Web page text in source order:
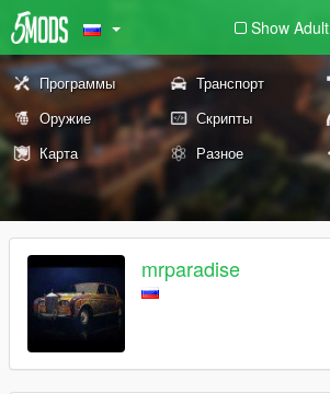
Show Adult
Программы Транспорт
Оружие
Скрипты
Карта
Разное
mrparadise